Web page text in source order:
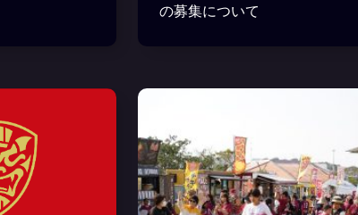
の募集について